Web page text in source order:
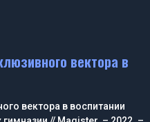
вектора в
вектора в воспитании